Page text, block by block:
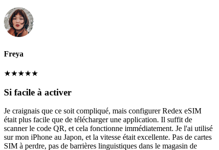
Freya
★★★★★
Si facile à activer
Je craignais que ce soit compliqué, mais configurer Redex eSIM
était plus facile que de télécharger une application. Il suffit de
scanner le code QR, et cela fonctionne immédiatement. Je l'ai utilisé
sur mon iPhone au Japon, et la vitesse était excellente. Pas de cartes
SIM à perdre, pas de barrières linguistiques dans le magasin de